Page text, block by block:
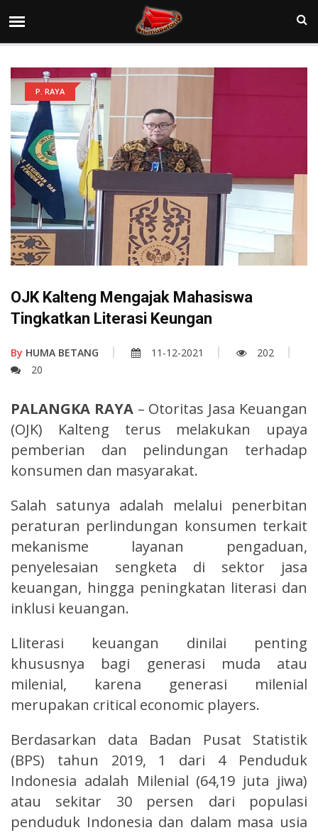
P. RAYA
OJK Kalteng Mengajak Mahasiswa
Tingkatkan Literasi Keungan
By HUMA BETANG 11-12-2021
202
20
PALANGKA RAYA– Otoritas Jasa Keuangan
(OJK) Kalteng terus melakukan upaya
pemberian dan pelindungan terhadap
konsumen dan masyarakat.
Salah satunya adalah melalui penerbitan
peraturan perlindungan konsumen terkait
mekanisme layanan pengaduan,
penyelesaian sengketa di sektor jasa
keuangan, hingga peningkatan literasi dan
inklusi keuangan.
Lliterasi keuangan dinilai penting
khususnya bagi generasi muda atau
milenial, karena generasi milenial
merupakan critical economic players.
Berdasarkan data Badan Pusat Statistik
(BPS) tahun 2019, 1 dari 4 Penduduk
Indonesia adalah Milenial (64,19 juta jiwa)
atau sekitar 30 persen dari populasi
penduduk Indonesia dan dalam masa usia